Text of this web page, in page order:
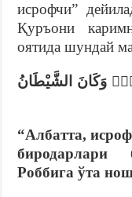
исрофчи”
Қуръони
оятида шундай
وَكَانَ الشَّيْطَانُ
“Албатта,
Роббига ўта